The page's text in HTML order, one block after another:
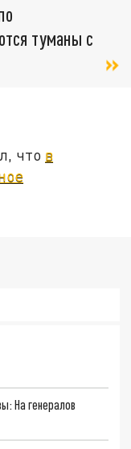
туманы с
что в
На генералов